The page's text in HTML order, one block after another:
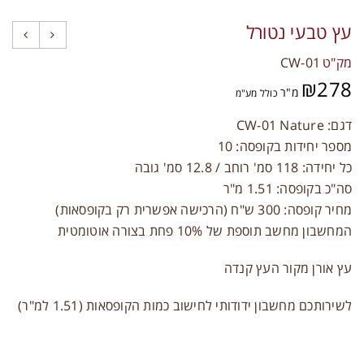
עץ טבעי נטורל
מק"ט CW-01
₪278 מ"רכולל מע"מ
דגם: CW-01 Nature
מספר יחידות בקופסה: 10
כל יחידה: 118 סמ' רוחב / 12.8 סמ' גובה
סה"כ בקופסה: 1.51 מ"ר
מחיר קופסה: 300 ש"ח (הרכישה אפשרית רק בקופסאות)
המחשבון מחשב תוספת של 10% פחת בצורה אוטומטית
עץ אורן מקור העץ קנדה
לשירותכם מחשבון ידודותי לחישוב כמות הקופסאות (1.51 למ"ר)